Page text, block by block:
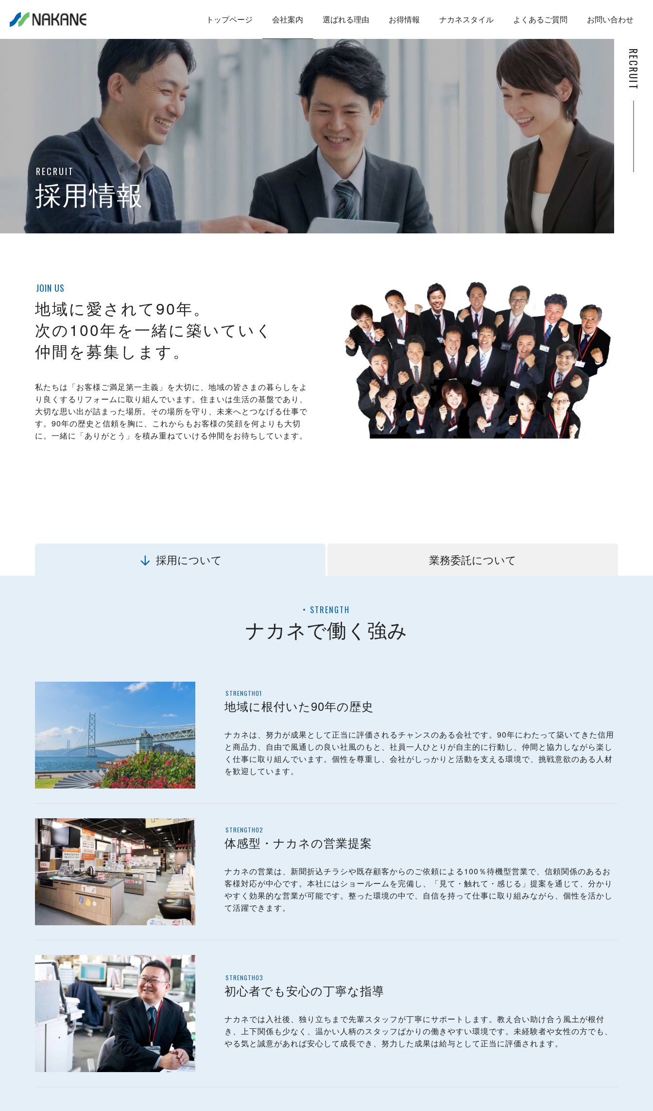
トップページ 会社案内 選ばれる理由 お得情報 ナカネスタイル よくあるご質問 お問い合わせ
RECRUIT
RECRUIT
採用情報
JOIN US
地域に愛されて90年。
次の100年を一緒に築いていく
仲間を募集します。
私たちは「お客様ご満足第一主義」を大切に、地域の皆さまの暮らしをよ
り良くするリフォームに取り組んでいます。住まいは生活の基盤であり、
大切な思い出が詰まった場所。その場所を守り、未来へとつなげる仕事で
す。90年の歴史と信頼を胸に、これからもお客様の笑顔を何よりも大切
に。一緒に「ありがとう」を積み重ねていける仲間をお待ちしています。
採用について 業務委託について
STRENGTH
ナカネで働く強み
STRENGTH01
地域に根付いた90年の歴史
ナカネは、努力が成果として正当に評価されるチャンスのある会社です。90年にわたって築いてきた信用
と商品力、自由で風通しの良い社風のもと、社員一人ひとりが自主的に行動し、仲間と協力しながら楽し
く仕事に取り組んでいます。個性を尊重し、会社がしっかりと活動を支える環境で、挑戦意欲のある人材
を歓迎しています。
STRENGTH02
体感型・ナカネの営業提案
ナカネの営業は、新聞折込チラシや既存顧客からのご依頼による100％待機型営業で、信頼関係のあるお
客様対応が中心です。本社にはショールームを完備し、「見て・触れて・感じる」提案を通じて、分かり
やすく効果的な営業が可能です。整った環境の中で、自信を持って仕事に取り組みながら、個性を活かし
て活躍できます。
STRENGTH03
初心者でも安心の丁寧な指導
ナカネでは入社後、独り立ちまで先輩スタッフが丁寧にサポートします。教え合い助け合う風土が根付
き、上下関係も少なく、温かい人柄のスタッフばかりの働きやすい環境です。未経験者や女性の方でも、
やる気と誠意があれば安心して成長でき、努力した成果は給与として正当に評価されます。